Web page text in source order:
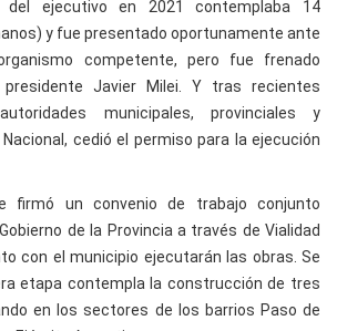
del ejecutivo en 2021 contemplaba 14
y fue presentado oportunamente ante
competente, pero fue frenado
Javier Milei. Y tras recientes
municipales, provinciales y
cedió el permiso para la ejecución
firmó un convenio de trabajo conjunto
de la Provincia a través de Vialidad
con el municipio ejecutarán las obras. Se
etapa contempla la construcción de tres
en los sectores de los barrios Paso de